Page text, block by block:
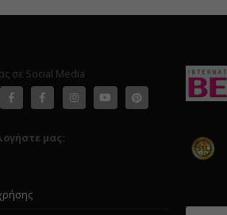
σε Social Media
μας: